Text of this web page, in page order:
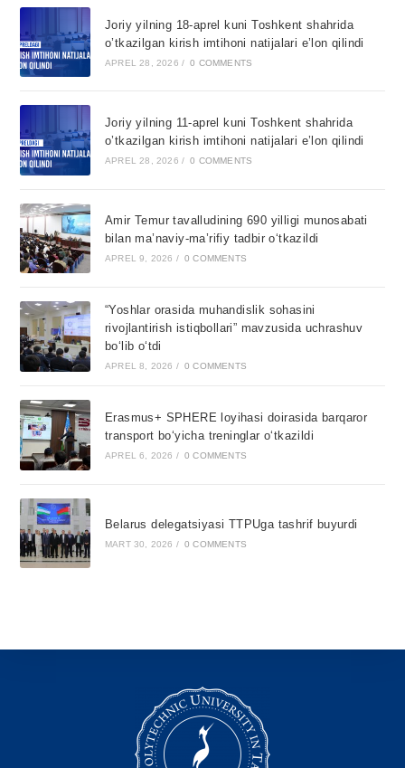
Joriy yilning 18-aprel kuni Toshkent shahrida
o’tkazilgan kirish imtihoni natijalari e’lon qilindi
APREL 28, 2026 / 0 COMMENTS
Joriy yilning 11-aprel kuni Toshkent shahrida
o’tkazilgan kirish imtihoni natijalari e’lon qilindi
APREL 28, 2026 / 0 COMMENTS
Amir Temur tavalludining 690 yilligi munosabati
bilan ma’naviy-ma’rifiy tadbir o‘tkazildi
APREL 9, 2026 / 0 COMMENTS
“Yoshlar orasida muhandislik sohasini
rivojlantirish istiqbollari” mavzusida uchrashuv
bo‘lib o‘tdi
APREL 8, 2026 / 0 COMMENTS
Erasmus+ SPHERE loyihasi doirasida barqaror
transport bo‘yicha treninglar o‘tkazildi
APREL 6, 2026 / 0 COMMENTS
Belarus delegatsiyasi TTPUga tashrif buyurdi
MART 30, 2026 / 0 COMMENTS